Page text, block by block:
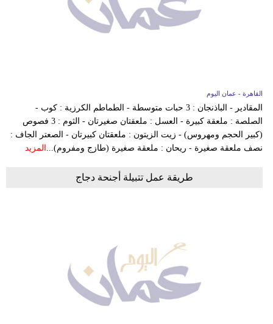
القاهرة - عمان اليوم
المقادير - الباذنجان : 3 حبات متوسطة - الطماطم الكرزية : كوب -
الصلصة : ملعقة كبيرة - العسل : ملعقتان صغيرتان - الثوم : 3 فصوص
(كبير الحجم ومهروس) - زيت الزيتون : ملعقتان كبيرتان - الصعتر الجاف :
نصف ملعقة صغيرة - ريحان : ملعقة صغيرة (طازج ومفروم)... المزيد
طريقة عمل تتبيلة أجنحة دجاج